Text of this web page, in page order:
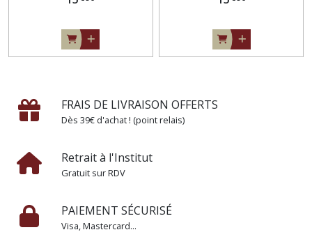
FRAIS DE LIVRAISON OFFERTS
Dès 39€ d'achat ! (point relais)
Retrait à l'Institut
Gratuit sur RDV
PAIEMENT SÉCURISÉ
Visa, Mastercard...